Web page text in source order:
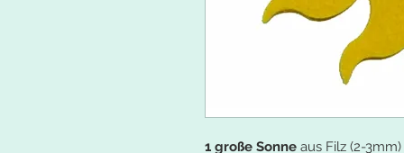
1 große Sonne aus Filz (2-